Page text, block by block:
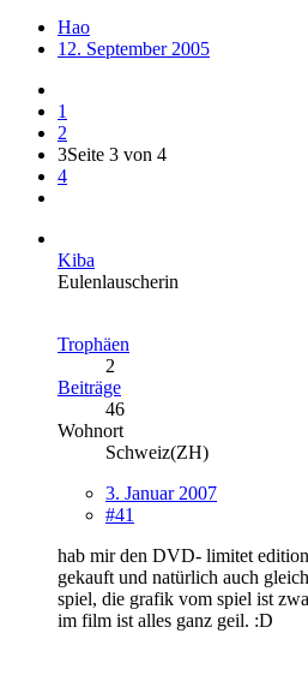
Hao
12. September 2005
1
2
3Seite 3 von 4
4
Kiba
Eulenlauscherin
Trophäen
2
Beiträge
46
Wohnort
Schweiz(ZH)
3. Januar 2007
#41
hab mir den DVD- limitet
gekauft und natürlich auch
spiel, die grafik vom spiel ist
im film ist alles ganz geil. :D